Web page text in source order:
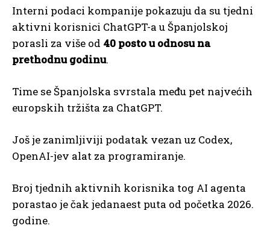
Interni podaci kompanije pokazuju da su tjedni
aktivni korisnici ChatGPT-a u Španjolskoj
porasli za više od 40 posto u odnosu na
prethodnu godinu.
Time se Španjolska svrstala među pet najvećih
europskih tržišta za ChatGPT.
Još je zanimljiviji podatak vezan uz Codex,
OpenAI-jev alat za programiranje.
Broj tjednih aktivnih korisnika tog AI agenta
porastao je čak jedanaest puta od početka 2026.
godine.